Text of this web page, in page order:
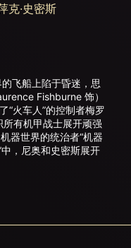
克·史密斯
飞船上陷于昏迷，思
Fishburne 饰）
“火车人”的控制者梅罗
有机甲战士展开顽强
器世界的统治者“机器
，尼奥和史密斯展开